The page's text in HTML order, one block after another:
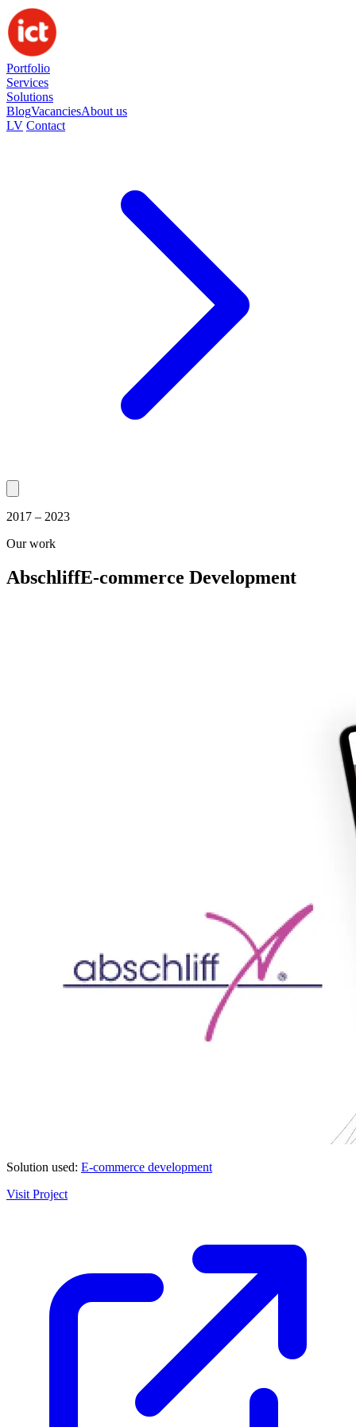
Portfolio
Services
Solutions
BlogVacanciesAbout us
LV Contact
2017 – 2023
Our work
AbschliffE-commerce Development
Solution used: E-commerce development
Visit Project